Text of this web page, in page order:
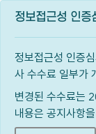
정보접근성 인증
정보접근성 인증
사 수수료 일부가
변경된 수수료는
내용은 공지사항